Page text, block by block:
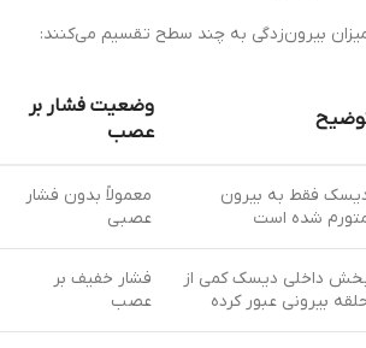
بیرون‌زدگی به چند سطح تقسیم می‌کنند:
وضعیت فشار بر
عصب
فقط به بیرون
شده است
معمولاً بدون فشار
عصبی
داخلی دیسک کمی از
بیرونی عبور کرده
فشار خفیف بر
عصب